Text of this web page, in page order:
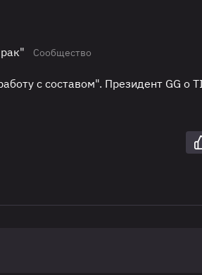
Сообщество
с составом". Президент GG о